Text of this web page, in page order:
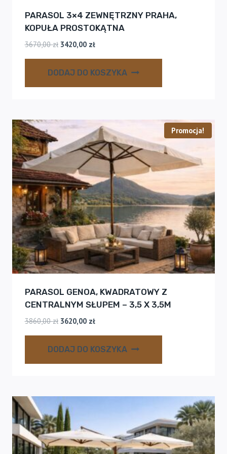
PARASOL 3×4 ZEWNĘTRZNY PRAHA,
KOPUŁA PROSTOKĄTNA
3670,00zł Pierwotna
3670,00 zł.
3420,00 złAktualna
3420,00 zł.
DODAJ DO KOSZYKA
Promocja!
PARASOL GENOA, KWADRATOWY Z
CENTRALNYM SŁUPEM – 3,5 X 3,5M
3860,00zł Pierwotna
3860,00 zł.
3620,00 złAktualna
3620,00 zł.
DODAJ DO KOSZYKA